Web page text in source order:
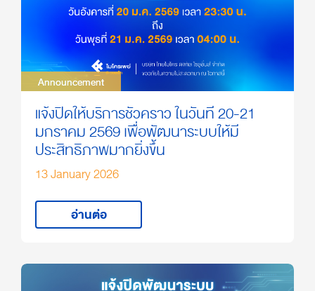
Announcement
Announcement
แจ้งปิดให้บริการชั่วคราว ในวันที่ 20-21
มกราคม 2569 เพื่อพัฒนาระบบให้มี
ประสิทธิภาพมากยิ่งขึ้น
13 January 2026
อ่านต่อ